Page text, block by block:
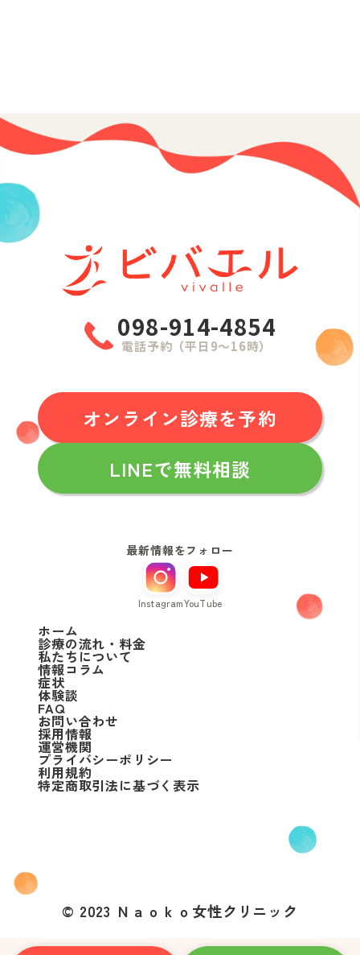
098-914-4854
電話予約（平日9〜16時）
オンライン診療を予約
LINEで無料相談
最新情報をフォロー
InstagramYouTube
ホーム
診療の流れ・料金
私たちについて
情報コラム
症状
体験談
FAQ
お問い合わせ
採用情報
運営機関
プライバシーポリシー
利用規約
特定商取引法に基づく表示
© 2023 Ｎａｏｋｏ女性クリニック